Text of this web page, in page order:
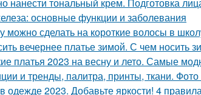
основные функции и заболевания
можно сделать на короткие волосы в
вечернее платье зимой. С чем
платья 2023 на весну и лето. Самые
и тренды, палитра, принты, ткани.
одежде 2023. Добавьте яркости! 4